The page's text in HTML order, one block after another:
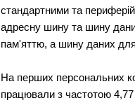
стандартними та
адресну шину та шину
пам'яттю, а шину даних
На перших персональних
працювали з частотою